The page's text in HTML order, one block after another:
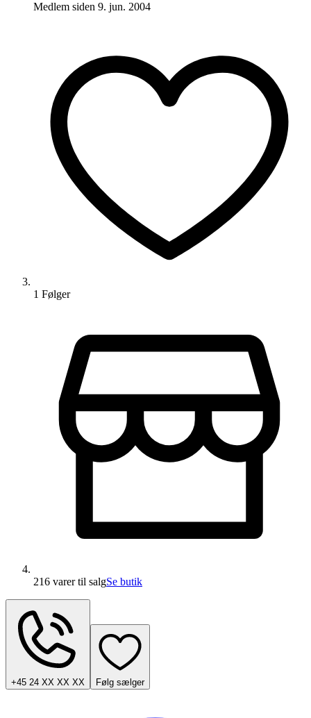
Medlem siden 9. jun. 2004
1 Følger
216 varertil salgSe butik
+45 24 XX XX XX Følg sælger